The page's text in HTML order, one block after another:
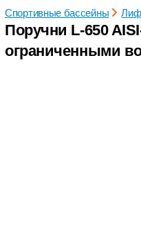
Спортивные бассейны
Поручни L-650
ограниченными